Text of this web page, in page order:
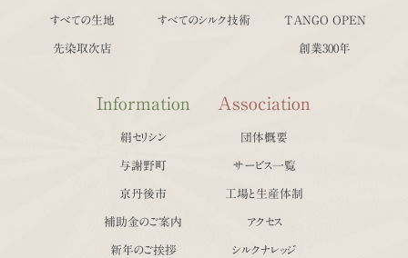
すべての生地
先染取次店
すべてのシルク技術 TANGO OPEN
創業300年
Information
絹セリシン
与謝野町
京丹後市
補助金のご案内
新年のご挨拶
Association
団体概要
サービス一覧
工場と生産体制
アクセス
シルクナレッジ